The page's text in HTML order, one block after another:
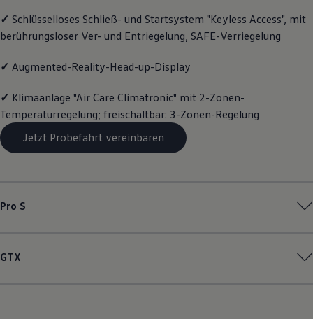
Räder und Reifen
Pannen- und Unfallhilfe
Volkswagen Teile
Zubehör
Schutz und Pflege
Transport
Entertainment und Elektronik
Individualisieren
Wallbox und Ladekabel
✓ Schlüsselloses Schließ- und Startsystem "Keyless Access", mit
berührungsloser Ver- und Entriegelung, SAFE-Verriegelung
✓ Augmented-Reality-Head-up-Display
✓ Klimaanlage "Air Care Climatronic" mit 2-Zonen-
Temperaturregelung; freischaltbar: 3-Zonen-Regelung
Jetzt Probefahrt vereinbaren
Pro S
GTX